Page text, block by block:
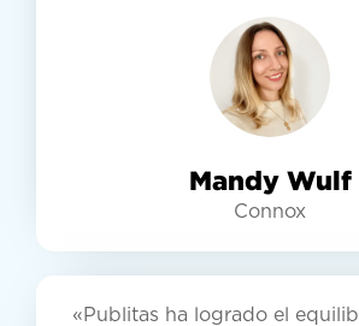
Mandy Wulf
Connox
«Publitas ha logrado el